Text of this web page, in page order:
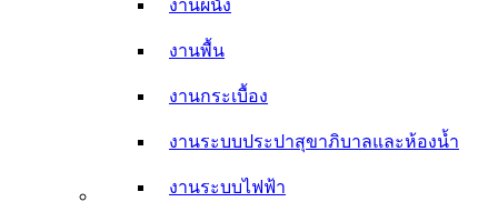
งานผนัง
งานพื้น
งานกระเบื้อง
งานระบบประปาสุขาภิบาลและห้องน้ำ
งานระบบไฟฟ้า
งานพื้น
งานกระเบื้อง
งานระบบประปาสุขาภิบาลและห้องน้ำ
งานระบบไฟฟ้า
งานต่อเติม ปรับปรุง รีโนเวทบ้าน อาคาร